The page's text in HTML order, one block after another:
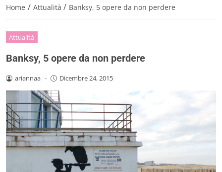
Home / Attualità / Banksy, 5 opere da non perdere
Attualità
Banksy, 5 opere da non perdere
ariannaa - Dicembre 24, 2015